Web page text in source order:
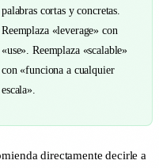
palabras cortas y concretas.
Reemplaza «leverage» con
«use». Reemplaza «scalable»
con «funciona a cualquier
escala».
directamente decirle a